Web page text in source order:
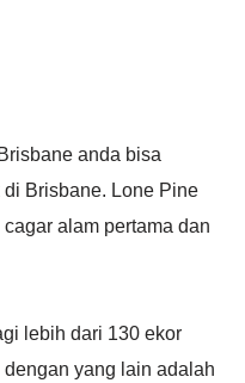
anda bisa
Brisbane. Lone Pine
alam pertama dan
lebih dari 130 ekor
yang lain adalah